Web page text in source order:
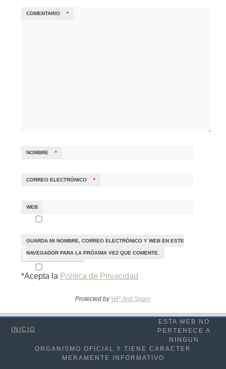
COMENTARIO *
NOMBRE *
CORREO ELECTRÓNICO *
WEB
GUARDA MI NOMBRE, CORREO ELECTRÓNICO Y WEB EN ESTE
NAVEGADOR PARA LA PRÓXIMA VEZ QUE COMENTE.
*Acepta la Política de Privacidad
Protected by WP Anti Spam
INICIO
ESTA WEB NO
PERTENECE A
NINGUN
ORGANISMO OFICIAL Y TIENE CARACTER
MERAMENTE INFORMATIVO